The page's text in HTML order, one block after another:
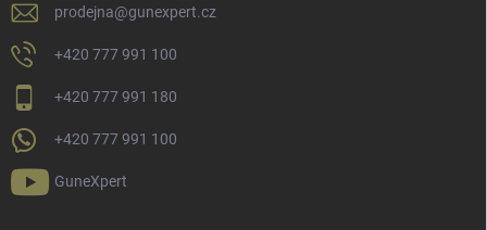
prodejna@gunexpert.cz
+420 777 991 100
+420 777 991 180
+420 777 991 100
GuneXpert